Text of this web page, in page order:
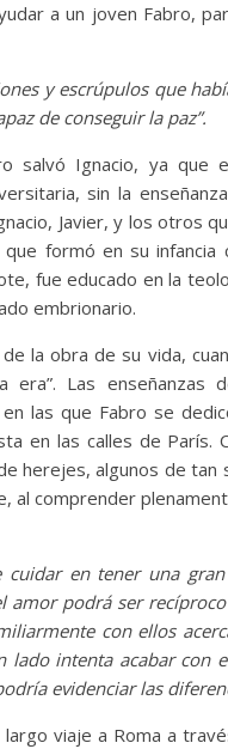
a un joven Fabro,
y escrúpulos que
de conseguir la paz”.
salvó Ignacio, ya que
sin la
Javier, y los otros
formó en su infancia
fue educado en la
embrionario.
la obra de su vida,
Las enseñanzas
las que Fabro se
en las calles de París.
herejes, algunos de tan
al comprender
cuidar en tener una
amor podrá ser
con ellos
intenta acabar con
evidenciar las
viaje a Roma a